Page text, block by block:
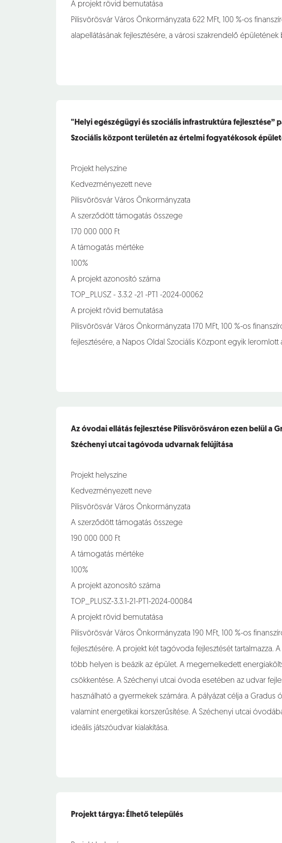
A projekt rövid bemutatása
Pilisvörösvár Város Önkormányzata 622 MFt, 100 %-os
alapellátásának fejlesztésére, a városi szakrendelő épületének
"Helyi egészégügyi és szociális infrastruktúra fejlesztése”
Szociális központ területén az értelmi fogyatékosok
Projekt helyszíne
Kedvezményezett neve
Pilisvörösvár Város Önkormányzata
A szerződött támogatás összege
170 000 000 Ft
A támogatás mértéke
100%
A projekt azonosító száma
TOP_PLUSZ - 3.3.2 -21 -PT1 -2024-00062
A projekt rövid bemutatása
Pilisvörösvár Város Önkormányzata 170 MFt, 100 %-os
fejlesztésére, a Napos Oldal Szociális Központ egyik
Az óvodai ellátás fejlesztése Pilisvörösváron ezen belül a
Széchenyi utcai tagóvoda udvarnak felújítása
Projekt helyszíne
Kedvezményezett neve
Pilisvörösvár Város Önkormányzata
A szerződött támogatás összege
190 000 000 Ft
A támogatás mértéke
100%
A projekt azonosító száma
TOP_PLUSZ-3.3.1-21-PT1-2024-00084
A projekt rövid bemutatása
Pilisvörösvár Város Önkormányzata 190 MFt, 100 %-os
fejlesztésére. A projekt két tagóvoda fejlesztését tartalmazza.
több helyen is beázik az épület. A megemelkedett
csökkentése. A Széchenyi utcai óvoda esetében az udvar
használható a gyermekek számára. A pályázat célja a
valamint energetikai korszerűsítése. A Széchenyi utcai
ideális játszóudvar kialakítása.
Projekt tárgya: Élhető település